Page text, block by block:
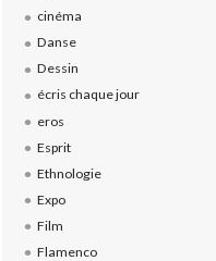
cinéma
Danse
Dessin
écris chaque jour
eros
Esprit
Ethnologie
Expo
Film
Flamenco